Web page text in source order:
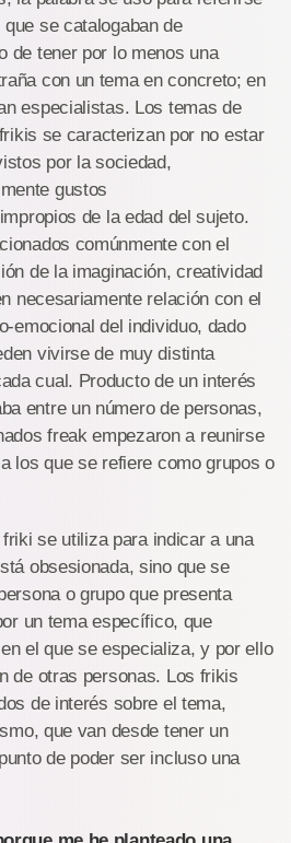
se catalogaban de
de tener por lo menos una
con un tema en concreto; en
especialistas. Los temas de
se caracterizan por no estar
por la sociedad,
gustos
de la edad del sujeto.
comúnmente con el
de la imaginación, creatividad
necesariamente relación con el
emocional del individuo, dado
vivirse de muy distinta
cual. Producto de un interés
entre un número de personas,
freak empezaron a reunirse
los que se refiere como grupos o
se utiliza para indicar a una
obsesionada, sino que se
o grupo que presenta
un tema específico, que
el que se especializa, y por ello
de otras personas. Los frikis
de interés sobre el tema,
que van desde tener un
de poder ser incluso una